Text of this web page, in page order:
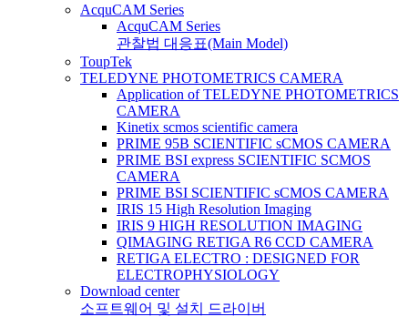
AcquCAM Series
AcquCAM Series
관찰법 대응표(Main Model)
ToupTek
TELEDYNE PHOTOMETRICS CAMERA
Application of TELEDYNE PHOTOMETRICS
CAMERA
Kinetix scmos scientific camera
PRIME 95B SCIENTIFIC sCMOS CAMERA
PRIME BSI express SCIENTIFIC SCMOS
CAMERA
PRIME BSI SCIENTIFIC sCMOS CAMERA
IRIS 15 High Resolution Imaging
IRIS 9 HIGH RESOLUTION IMAGING
QIMAGING RETIGA R6 CCD CAMERA
RETIGA ELECTRO : DESIGNED FOR
ELECTROPHYSIOLOGY
Download center
소프트웨어 및 설치 드라이버